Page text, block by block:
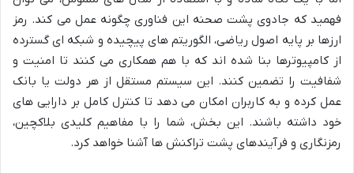
فهمید که جادوی پشت صحنه این فناوری چگونه عمل می کند. رمز
ارزها بر پایه اصول ریاضی، الگوریتم های پیچیده و شبکه ای گسترده
از کامپیوترها بنا شده اند که با هم همکاری می کنند تا امنیت و
شفافیت را تضمین کنند. این سیستم مستقل از هر دولت یا بانک
عمل کرده و به کاربران امکان می دهد تا کنترل کامل بر دارایی های
خود داشته باشند. این بخش، شما را با مفاهیم کلیدی بلاکچین،
رمزنگاری و فرآیندهای پشت تراکنش ها آشنا خواهد کرد.